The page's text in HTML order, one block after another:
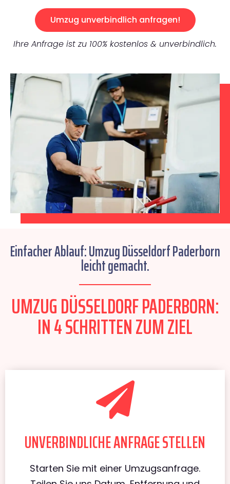
Umzug unverbindlich anfragen!
Ihre Anfrage ist zu 100% kostenlos & unverbindlich.
Einfacher Ablauf: Umzug Düsseldorf Paderborn
leicht gemacht.
UMZUG DÜSSELDORF PADERBORN:
IN 4 SCHRITTEN ZUM ZIEL
UNVERBINDLICHE ANFRAGE STELLEN
Starten Sie mit einer Umzugsanfrage.